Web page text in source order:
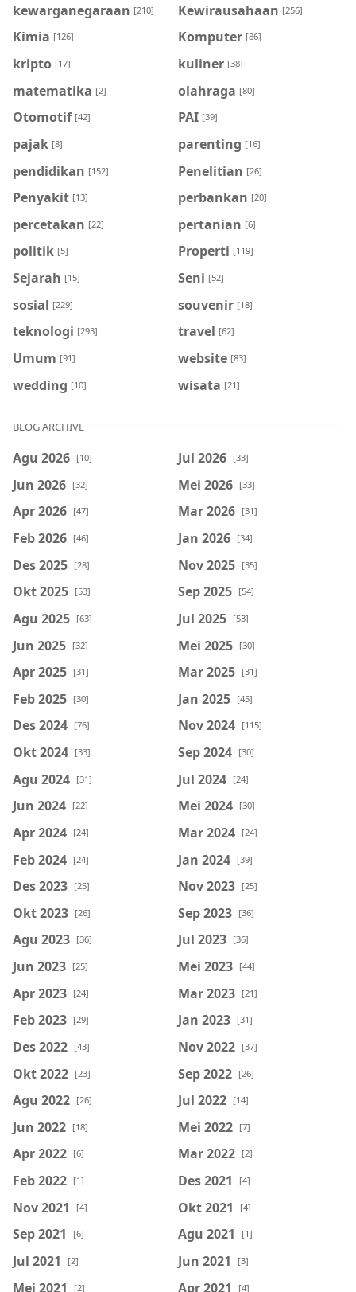
kewarganegaraan [210] Kewirausahaan [256]
Kimia [126] Komputer [86]
kripto [17] kuliner [38]
matematika [2] olahraga [80]
Otomotif [42] PAI [39]
pajak [8] parenting [16]
pendidikan [152] Penelitian [26]
Penyakit [13] perbankan [20]
percetakan [22] pertanian [6]
politik [5] Properti [119]
Sejarah [15] Seni [52]
sosial [229] souvenir [18]
teknologi [293] travel [62]
Umum [91] website [83]
wedding [10] wisata [21]
BLOG ARCHIVE
Agu 2026 [10] Jul 2026 [33]
Jun 2026 [32] Mei 2026 [33]
Apr 2026 [47] Mar 2026 [31]
Feb 2026 [46] Jan 2026 [34]
Des 2025 [28] Nov 2025 [35]
Okt 2025 [53] Sep 2025 [54]
Agu 2025 [63] Jul 2025 [53]
Jun 2025 [32] Mei 2025 [30]
Apr 2025 [31] Mar 2025 [31]
Feb 2025 [30] Jan 2025 [45]
Des 2024 [76] Nov 2024 [115]
Okt 2024 [33] Sep 2024 [30]
Agu 2024 [31] Jul 2024 [24]
Jun 2024 [22] Mei 2024 [30]
Apr 2024 [24] Mar 2024 [24]
Feb 2024 [24] Jan 2024 [39]
Des 2023 [25] Nov 2023 [25]
Okt 2023 [26] Sep 2023 [36]
Agu 2023 [36] Jul 2023 [36]
Jun 2023 [25] Mei 2023 [44]
Apr 2023 [24] Mar 2023 [21]
Feb 2023 [29] Jan 2023 [31]
Des 2022 [43] Nov 2022 [37]
Okt 2022 [23] Sep 2022 [26]
Agu 2022 [26] Jul 2022 [14]
Jun 2022 [18] Mei 2022 [7]
Apr 2022 [6] Mar 2022 [2]
Feb 2022 [1] Des 2021 [4]
Nov 2021 [4] Okt 2021 [4]
Sep 2021 [6] Agu 2021 [1]
Jul 2021 [2] Jun 2021 [3]
Mei 2021 [2] Apr 2021 [4]